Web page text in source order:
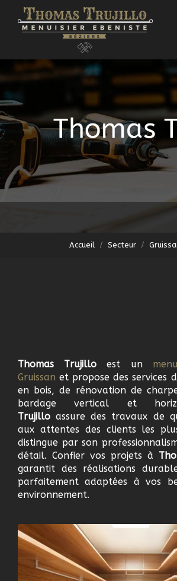
contenu
Accueil Secteur
Thomas Trujillo est un
Gruissan et propose des services
en bois, de rénovation de
bardage vertical et
Trujillo assure des travaux de
aux attentes des clients les
distingue par son
détail. Confier vos projets à
garantit des réalisations
parfaitement adaptées à vos
environnement.